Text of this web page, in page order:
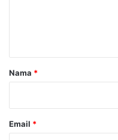
rNama *
Email *